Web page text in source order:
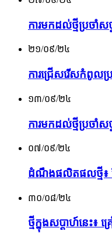
ការមកដល់ថ្មីប្រចាំ
២១/០៩/២៤
ការជ្រើសរើសកំពូលប្
១៣/០៩/២៤
ការមកដល់ថ្មីប្រចាំស
០៧/០៩/២៤
ដំណឹងផលិតផលថ្មី៖
៣០/០៨/២៤
ថ្មី​ក្នុង​សប្តាហ៍​នេះ៖